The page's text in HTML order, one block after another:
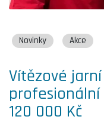
Novinky Akce
Vítězové
120 000 Kč